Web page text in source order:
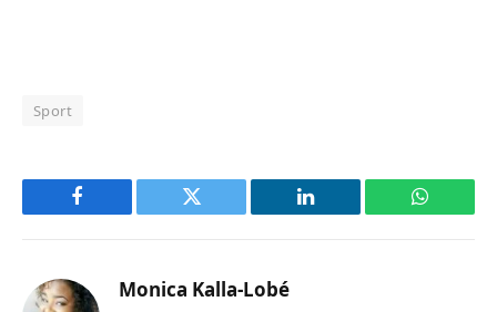
Sport
Facebook Twitter LinkedIn
Monica Kalla-Lobé